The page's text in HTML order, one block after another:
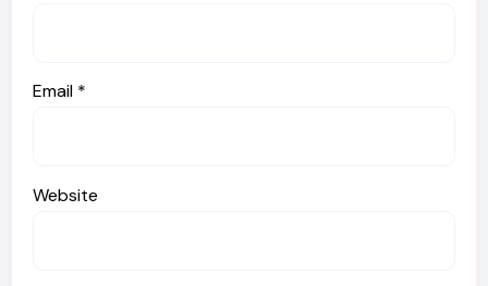
Email *
Website